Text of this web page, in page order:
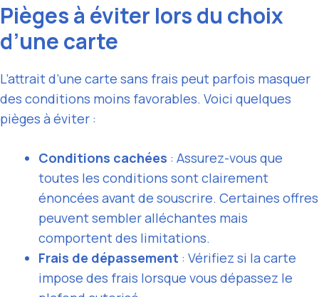
Pièges à éviter lors du choix
d’une carte
L’attrait d’une carte sans frais peut parfois masquer
des conditions moins favorables. Voici quelques
pièges à éviter :
Conditions cachées : Assurez-vous que
toutes les conditions sont clairement
énoncées avant de souscrire. Certaines offres
peuvent sembler alléchantes mais
comportent des limitations.
Frais de dépassement : Vérifiez si la carte
impose des frais lorsque vous dépassez le